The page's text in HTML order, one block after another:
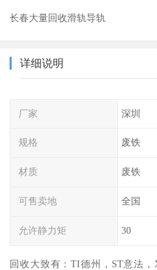
长春大量回收滑轨导轨
详细说明
厂家 深圳
规格 废铁
材质 废铁
可售卖地 全国
允许静力矩 30
回收大致有：TI德州，ST意法